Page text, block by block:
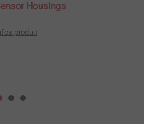
Housings
produit